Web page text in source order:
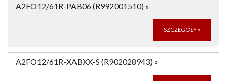
A2FO12/61R-PAB06 (R992001510) »
SZCZEGÓŁY »
A2FO12/61R-XABXX-S (R902028943) »